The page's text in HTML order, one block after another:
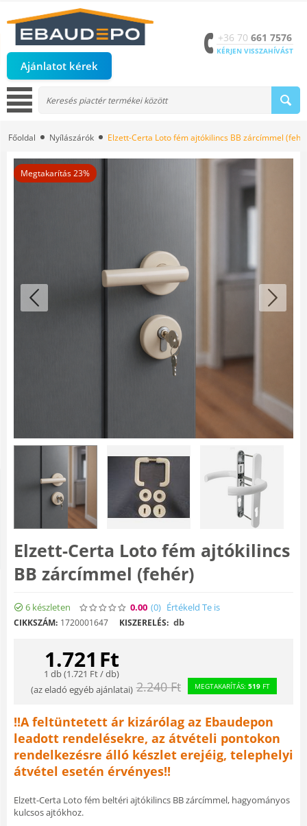
Ajánlatot kérek
+36 70 661 7576
KÉRJEN VISSZAHÍVÁST
Főoldal Nyílászárók Elzett-Certa Loto fém ajtókilincs BB zárcímmel
Megtakarítás 23%
Elzett-Certa Loto fém ajtókilincs
BB zárcímmel (fehér)
6 készleten 0.00 (0) Értékeld Te is
CIKKSZÁM: 1720001647 KISZERELÉS: db
1.721 Ft
1 db (1.721 Ft/ db)
(az eladó egyéb ajánlatai) 2.240 Ft MEGTAKARÍTÁS: 519FT
!!A feltüntetett ár kizárólag az Ebaudepon
leadott rendelésekre, az átvételi pontokon
rendelkezésre álló készlet erejéig, telephelyi
átvétel esetén érvényes!!
Elzett-Certa Loto fém beltéri ajtókilincs BB zárcímmel, hagyományos
kulcsos ajtókhoz.